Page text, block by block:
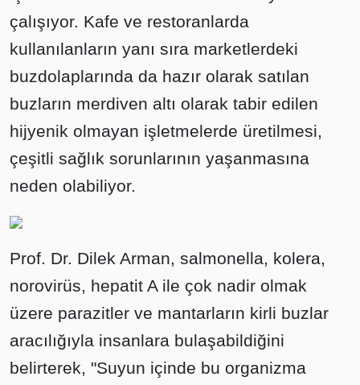
çalışıyor. Kafe ve restoranlarda
kullanılanların yanı sıra marketlerdeki
buzdolaplarında da hazır olarak satılan
buzların merdiven altı olarak tabir edilen
hijyenik olmayan işletmelerde üretilmesi,
çeşitli sağlık sorunlarının yaşanmasına
neden olabiliyor.
Prof. Dr. Dilek Arman, salmonella, kolera,
norovirüs, hepatit A ile çok nadir olmak
üzere parazitler ve mantarların kirli buzlar
aracılığıyla insanlara bulaşabildiğini
belirterek, "Suyun içinde bu organizma